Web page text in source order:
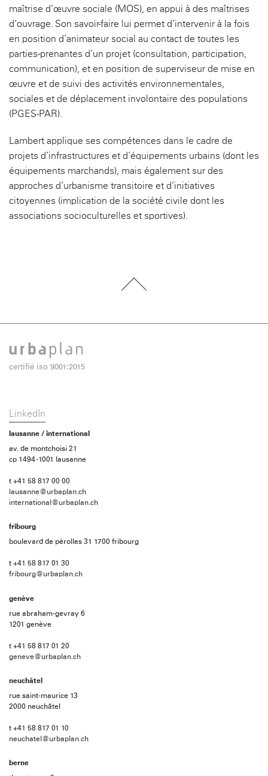
maîtrise d’œuvre sociale (MOS), en appui à des maîtrises
d’ouvrage. Son savoir-faire lui permet d’intervenir à la fois
en position d’animateur social au contact de toutes les
parties-prenantes d’un projet (consultation, participation,
communication), et en position de superviseur de mise en
œuvre et de suivi des activités environnementales,
sociales et de déplacement involontaire des populations
(PGES-PAR).
Lambert applique ses compétences dans le cadre de
projets d’infrastructures et d’équipements urbains (dont les
équipements marchands), mais également sur des
approches d’urbanisme transitoire et d’initiatives
citoyennes (implication de la société civile dont les
associations socioculturelles et sportives).
certifié iso 9001:2015
LinkedIn
lausanne / international
av. de montchoisi 21
cp 1494 -1001 lausanne
t +41 58 817 00 00
lausanne@urbaplan.ch
international@urbaplan.ch
fribourg
boulevard de pérolles 31 1700 fribourg
t +41 58 817 01 30
fribourg@urbaplan.ch
genève
rue abraham-gevray 6
1201 genève
t +41 58 817 01 20
geneve@urbaplan.ch
neuchâtel
rue saint-maurice 13
2000 neuchâtel
t +41 58 817 01 10
neuchatel@urbaplan.ch
berne